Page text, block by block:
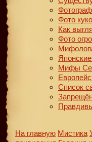
Фото
Как
Фото
Мифы
Список
На главную Мистика